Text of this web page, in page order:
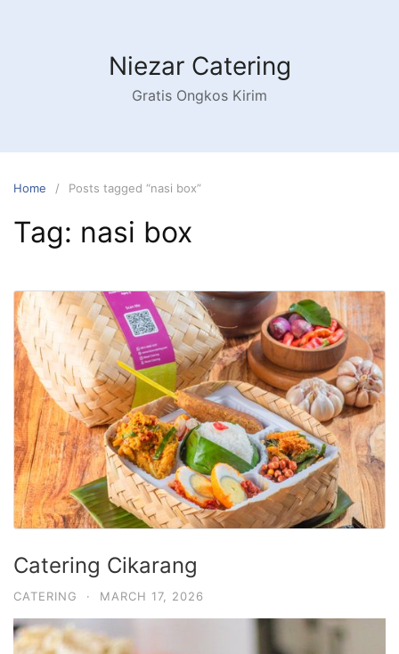
Niezar Catering
Gratis Ongkos Kirim
Home Posts tagged “nasi box”
Tag: nasi box
Catering Cikarang
CATERING · MARCH 17, 2026